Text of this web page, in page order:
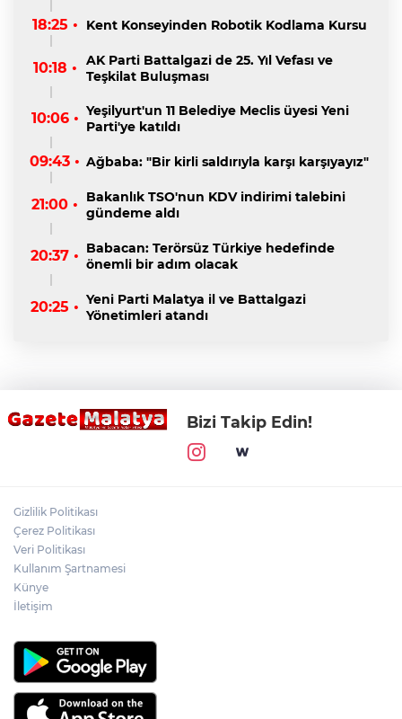
18:25 • Kent Konseyinden Robotik Kodlama Kursu
10:18 •
AK Parti Battalgazi de 25. Yıl Vefası ve
Teşkilat Buluşması
10:06 • Yeşilyurt'un 11 Belediye Meclis üyesi Yeni
Parti'ye katıldı
09:43 • Ağbaba: "Bir kirli saldırıyla karşı karşıyayız"
21:00 •
Bakanlık TSO'nun KDV indirimi talebini
gündeme aldı
20:37 • Babacan: Terörsüz Türkiye hedefinde
önemli bir adım olacak
20:25 • Yeni Parti Malatya il ve Battalgazi
Yönetimleri atandı
Bizi Takip Edin!
Gizlilik Politikası
Çerez Politikası
Veri Politikası
Kullanım Şartnamesi
Künye
İletişim